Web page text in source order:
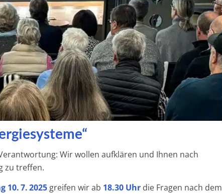
Wir wollen aufklären und Ihnen nach
zu treffen.
10. 7. 2025greifen wir ab 18.30 Uhrdie Fragen nach dem